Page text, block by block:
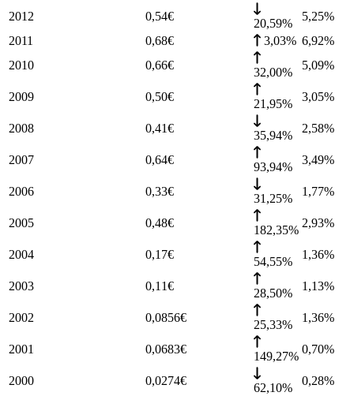
2012 0,54€
20,59%
5,25%
2011
0,68€ 3,03% 6,92%
2010
0,66€
32,00%
5,09%
2009 0,50€
21,95%
3,05%
2008 0,41€
35,94%
2,58%
2007 0,64€
93,94%
3,49%
2006 0,33€
31,25%
1,77%
2005 0,48€
182,35%
2,93%
2004 0,17€
54,55%
1,36%
2003 0,11€
28,50%
1,13%
2002 0,0856€
25,33%
1,36%
2001 0,0683€
149,27%
0,70%
2000 0,0274€
62,10%
0,28%